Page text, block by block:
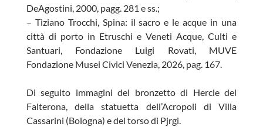
DeAgostini, 2000, pagg. 281 e ss.;
– Tiziano Trocchi, Spina: il sacro e le acque in una
città di porto in Etruschi e Veneti Acque, Culti e
Santuari, Fondazione Luigi Rovati, MUVE
Fondazione Musei Civici Venezia, 2026, pag. 167.
Di seguito immagini del bronzetto di Hercle del
Falterona, della statuetta dell’Acropoli di Villa
Cassarini (Bologna) e del torso di Pjrgi.